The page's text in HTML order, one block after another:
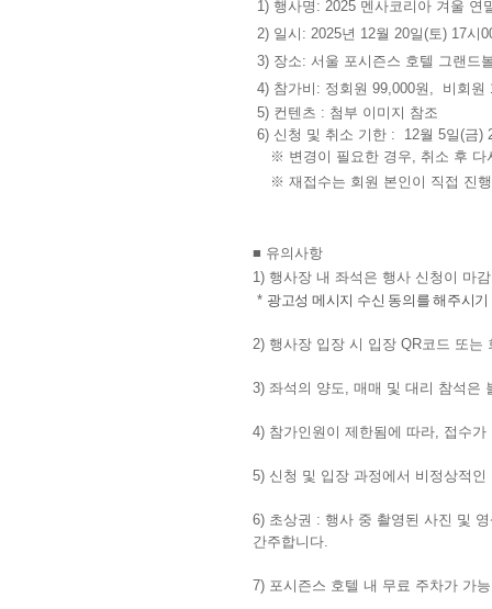
1) 행사명: 2025 멘사코리아 겨울 연
2) 일시: 2025년 12월 20일(토) 17시
3) 장소: 서울 포시즌스 호텔 그랜드
4) 참가비: 정회원 99,000원, 비회
5) 컨텐츠 : 첨부 이미지 참조
6) 신청 및 취소 기한 : 12월 5일(금)
※ 변경이 필요한 경우, 취소 후 다
※ 재접수는 회원 본인이 직접 진행
■ 유의사항
1) 행사장 내 좌석은 행사 신청이 마
* 광고성 메시지 수신 동의를 해주시
2) 행사장 입장 시 입장 QR코드 또
3) 좌석의 양도, 매매 및 대리 참석은
4) 참가인원이 제한됨에 따라, 접수
5) 신청 및 입장 과정에서 비정상적
6) 초상권 : 행사 중 촬영된 사진 및
간주합니다.
7) 포시즌스 호텔 내 무료 주차가 가